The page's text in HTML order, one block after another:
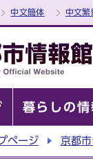
中文簡体 中文繁
暮らしの情
ページ 京都